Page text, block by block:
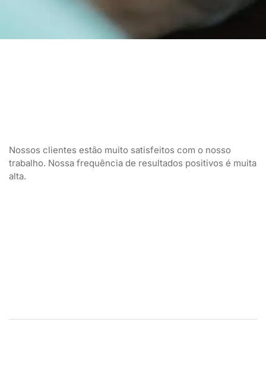
Nossos clientes estão muito satisfeitos com o nosso
trabalho. Nossa frequência de resultados positivos é muita
alta.